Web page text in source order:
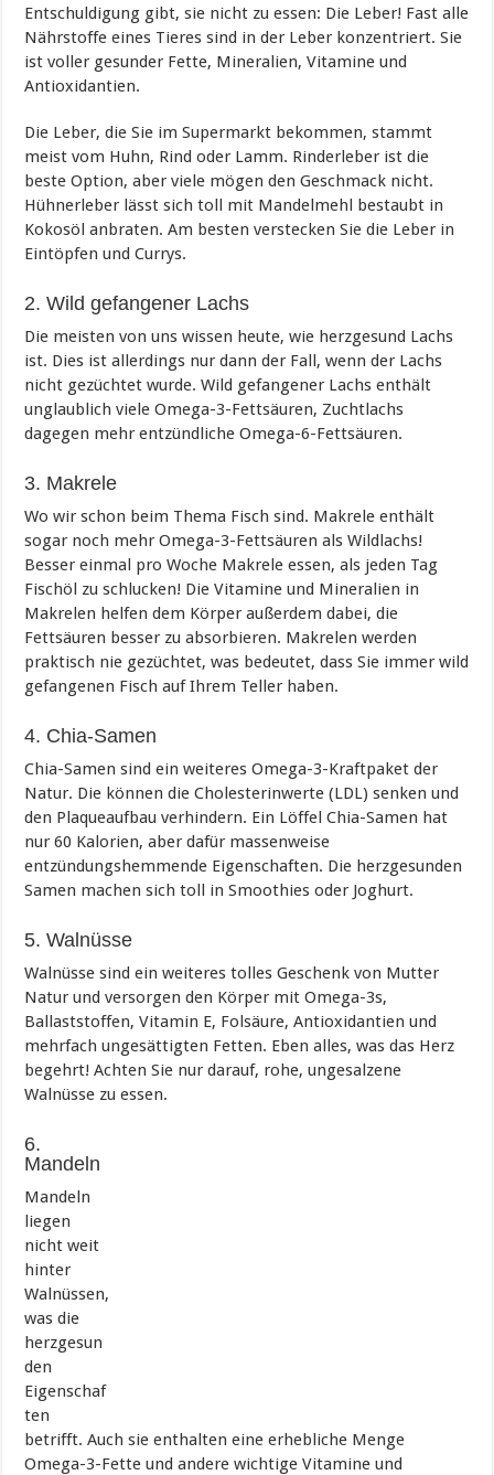
Entschuldigung gibt, sie nicht zu essen: Die Leber! Fast alle
Nährstoffe eines Tieres sind in der Leber konzentriert. Sie
ist voller gesunder Fette, Mineralien, Vitamine und
Antioxidantien.
Die Leber, die Sie im Supermarkt bekommen, stammt
meist vom Huhn, Rind oder Lamm. Rinderleber ist die
beste Option, aber viele mögen den Geschmack nicht.
Hühnerleber lässt sich toll mit Mandelmehl bestaubt in
Kokosöl anbraten. Am besten verstecken Sie die Leber in
Eintöpfen und Currys.
2. Wild gefangener Lachs
Die meisten von uns wissen heute, wie herzgesund Lachs
ist. Dies ist allerdings nur dann der Fall, wenn der Lachs
nicht gezüchtet wurde. Wild gefangener Lachs enthält
unglaublich viele Omega-3-Fettsäuren, Zuchtlachs
dagegen mehr entzündliche Omega-6-Fettsäuren.
3. Makrele
Wo wir schon beim Thema Fisch sind. Makrele enthält
sogar noch mehr Omega-3-Fettsäuren als Wildlachs!
Besser einmal pro Woche Makrele essen, als jeden Tag
Fischöl zu schlucken! Die Vitamine und Mineralien in
Makrelen helfen dem Körper außerdem dabei, die
Fettsäuren besser zu absorbieren. Makrelen werden
praktisch nie gezüchtet, was bedeutet, dass Sie immer wild
gefangenen Fisch auf Ihrem Teller haben.
4. Chia-Samen
Chia-Samen sind ein weiteres Omega-3-Kraftpaket der
Natur. Die können die Cholesterinwerte (LDL) senken und
den Plaqueaufbau verhindern. Ein Löffel Chia-Samen hat
nur 60 Kalorien, aber dafür massenweise
entzündungshemmende Eigenschaften. Die herzgesunden
Samen machen sich toll in Smoothies oder Joghurt.
5. Walnüsse
Walnüsse sind ein weiteres tolles Geschenk von Mutter
Natur und versorgen den Körper mit Omega-3s,
Ballaststoffen, Vitamin E, Folsäure, Antioxidantien und
mehrfach ungesättigten Fetten. Eben alles, was das Herz
begehrt! Achten Sie nur darauf, rohe, ungesalzene
Walnüsse zu essen.
6.
Mandeln
Mandeln
liegen
nicht weit
hinter
Walnüssen,
was die
herzgesun
den
Eigenschaf
ten
betrifft. Auch sie enthalten eine erhebliche Menge
Omega-3-Fette und andere wichtige Vitamine und